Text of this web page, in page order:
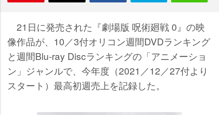
21日に発売された『劇場版 呪術廻戦 0』の映
像作品が、10／3付オリコン週間DVDランキング
と週間Blu-ray Discランキングの「アニメーショ
ン」ジャンルで、今年度（2021／12／27付より
スタート）最高初週売上を記録した。